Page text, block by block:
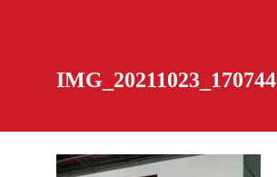
IMG_20211023_170744